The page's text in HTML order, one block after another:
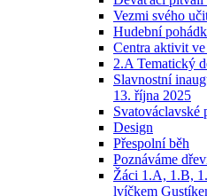
Vezmi svého
Hudební
Centra aktivit
2.A Tematický
Slavnostní
13. října 2025
Svatováclavské
Design
Přespolní běh
Poznáváme
Žáci 1.A, 1.B,
lvíčkem